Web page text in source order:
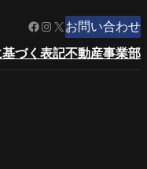
Facebook
https://www.instagram.com/?__pwa=1
X お問い合わせ
づく表記不動産事業部